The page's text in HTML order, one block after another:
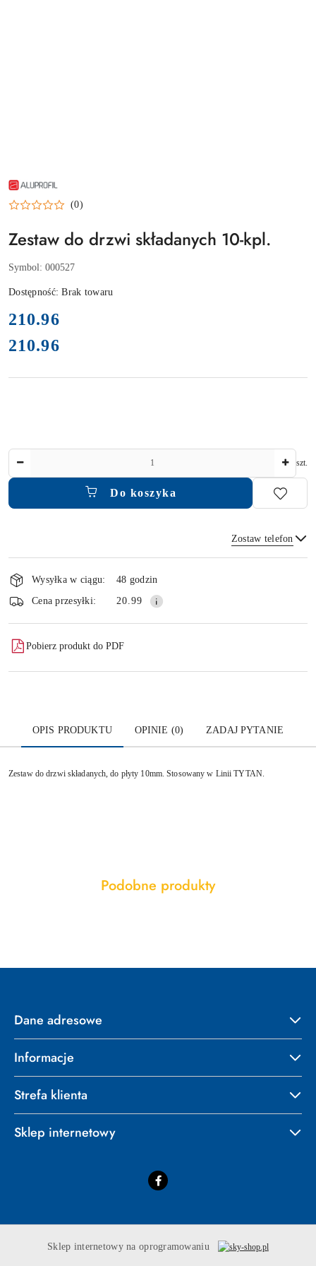
NAZWA
PRODUCENTA:
ALUPROFIL
(0)
Zestaw do drzwi składanych 10-kpl.
Symbol: 000527
Dostępność:Brak towaru
cena:
210.96
Cena:
210.96
szt.
Do koszyka
Zostaw telefon
Wyślij
Dostępność
i
dostawa
Wysyłka w ciągu:
48 godzin
Cena przesyłki:
20.99
Pobierz produkt do PDF
OPIS PRODUKTU OPINIE (0) ZADAJ PYTANIE
Zestaw do drzwi składanych, do płyty 10mm. Stosowany w Linii TYTAN.
Pomiń karuzelę produktów
Produkty
Podobne produkty
Dane adresowe
Informacje
Strefa klienta
Sklep internetowy
Sklep internetowy na oprogramowaniu